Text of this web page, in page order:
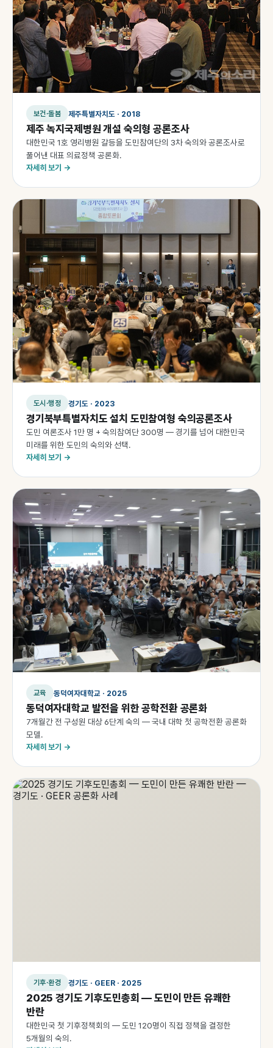
보건·돌봄 제주특별자치도 · 2018
제주 녹지국제병원 개설 숙의형 공론조사
대한민국 1호 영리병원 갈등을 도민참여단의 3차 숙의와 공론조사로
풀어낸 대표 의료정책 공론화.
자세히 보기 →
도시·행정 경기도 · 2023
경기북부특별자치도 설치 도민참여형 숙의공론조사
도민 여론조사 1만 명 + 숙의참여단 300명 — 경기를 넘어 대한민국
미래를 위한 도민의 숙의와 선택.
자세히 보기 →
교육 동덕여자대학교 · 2025
동덕여자대학교 발전을 위한 공학전환 공론화
7개월간 전 구성원 대상 6단계 숙의 — 국내 대학 첫 공학전환 공론화
모델.
자세히 보기 →
기후·환경 경기도 · GEER · 2025
2025 경기도 기후도민총회 — 도민이 만든 유쾌한
반란
대한민국 첫 기후정책회의 — 도민 120명이 직접 정책을 결정한
5개월의 숙의.